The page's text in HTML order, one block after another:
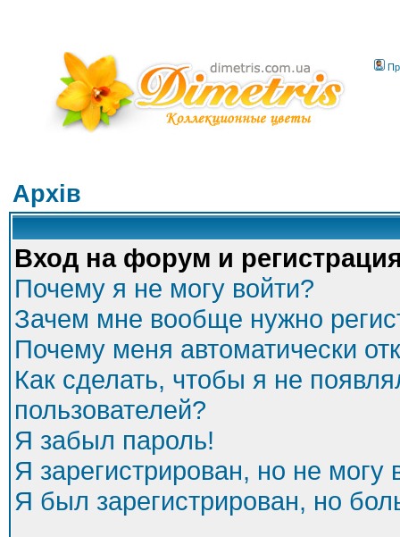
Архів
Вход на форум и
Почему я не могу войти?
Зачем мне вообще нужно
Почему меня автоматически
Как сделать, чтобы я не
пользователей?
Я забыл пароль!
Я зарегистрирован, но не могу
Я был зарегистрирован, но